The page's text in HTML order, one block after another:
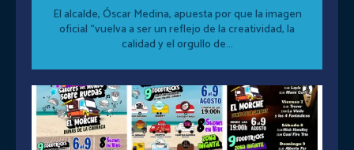
El alcalde, Óscar Medina, apuesta por que la imagen
oficial “vuelva a ser un reflejo de la creatividad, la
calidad y el orgullo de...